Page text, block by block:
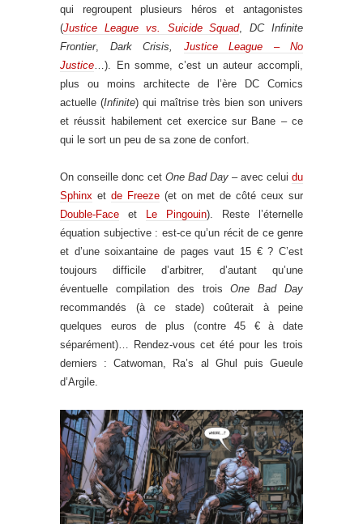
qui regroupent plusieurs héros et antagonistes
(Justice League vs. Suicide Squad,DC Infinite
Frontier, Dark Crisis, Justice League – No
Justice …). En somme, c’est un auteur accompli,
plus ou moins architecte de l’ère DC Comics
actuelle (Infinite) qui maîtrise très bien son univers
et réussit habilement cet exercice sur Bane – ce
qui le sort un peu de sa zone de confort.
On conseille donc cet One Bad Day – avec celui du
Sphinx et de Freeze(et on met de côté ceux sur
Double-Face et Le Pingouin). Reste l’éternelle
équation subjective : est-ce qu’un récit de ce genre
et d’une soixantaine de pages vaut 15 € ? C’est
toujours difficile d’arbitrer, d’autant qu’une
éventuelle compilation des troisOne Bad Day
recommandés (à ce stade) coûterait à peine
quelques euros de plus (contre 45 € à date
séparément)… Rendez-vous cet été pour les trois
derniers : Catwoman, Ra’s al Ghul puis Gueule
d’Argile.